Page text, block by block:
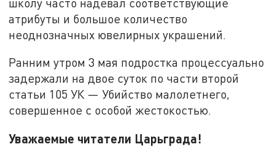
атрибуты и большое количество
неоднозначных ювелирных украшений.
Ранним утром 3 мая подростка процессуально
задержали на двое суток по части второй
статьи 105 УК — Убийство малолетнего,
совершенное с особой жестокостью.
Уважаемые читатели Царьграда!